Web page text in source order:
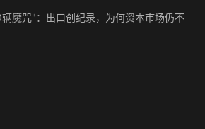
魔咒"：出口创纪录，为何资本市场仍不